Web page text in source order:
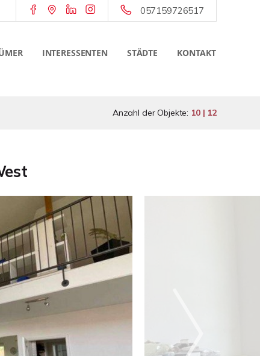
057159726517
INTERESSENTEN STÄDTE KONTAKT
Anzahl der Objekte: 10 | 12